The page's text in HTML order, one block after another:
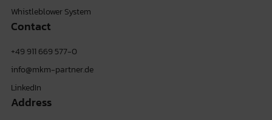
Whistleblower System
Contact
+49 911 669 577-0
info@mkm-partner.de
LinkedIn
Address